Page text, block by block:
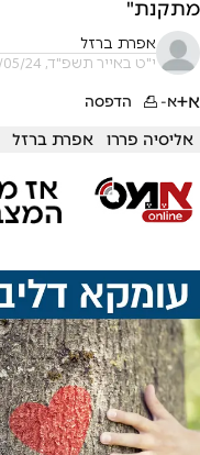
מתקנת"
אפרת ברזל
י"ט באייר תשפ"ד, 27/05/24 09:32
א+א- הדפסה
אליסיה פררו אפרת ברזל